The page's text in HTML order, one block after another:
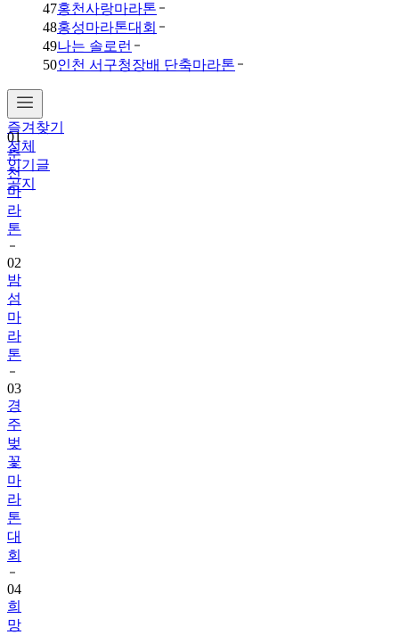
47홍천사랑마라톤
48홍성마라톤대회
49나는 솔로런
50인천 서구청장배 단축마라톤
즐겨찾기
전체
인기글
공지
01
춘
천
마
라
톤
02
밤
섬
마
라
톤
03
경
주
벚
꽃
마
라
톤
대
회
04
희
망